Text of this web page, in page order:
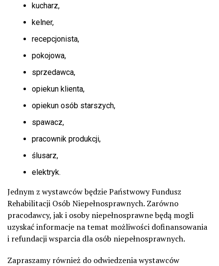
kucharz,
kelner,
recepcjonista,
pokojowa,
sprzedawca,
opiekun klienta,
opiekun osób starszych,
spawacz,
pracownik produkcji,
ślusarz,
elektryk.
Jednym z wystawców będzie Państwowy Fundusz
Rehabilitacji Osób Niepełnosprawnych. Zarówno
pracodawcy, jak i osoby niepełnosprawne będą mogli
uzyskać informacje na temat możliwości dofinansowania
i refundacji wsparcia dla osób niepełnosprawnych.
Zapraszamy również do odwiedzenia wystawców